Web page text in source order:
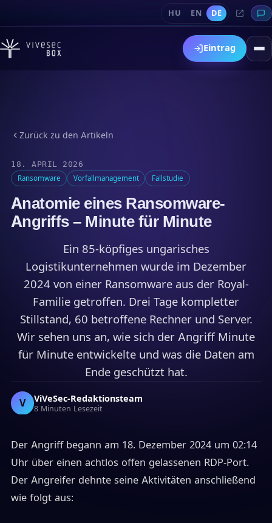
HU EN DE
Eintrag
Zurück zu den Artikeln
18. APRIL 2026
Ransomware Vorfallmanagement Fallstudie
Anatomie eines Ransomware-
Angriffs – Minute für Minute
Ein 85-köpfiges ungarisches
Logistikunternehmen wurde im Dezember
2024 von einer Ransomware aus der Royal-
Familie getroffen. Drei Tage kompletter
Stillstand, 60 betroffene Rechner und Server.
Wir sehen uns an, wie sich der Angriff Minute
für Minute entwickelte und was die Daten am
Ende geschützt hat.
V ViVeSec-Redaktionsteam
8 Minuten Lesezeit
Der Angriff begann am 18. Dezember 2024 um 02:14
Uhr über einen achtlos offen gelassenen RDP-Port.
Der Angreifer dehnte seine Aktivitäten anschließend
wie folgt aus: